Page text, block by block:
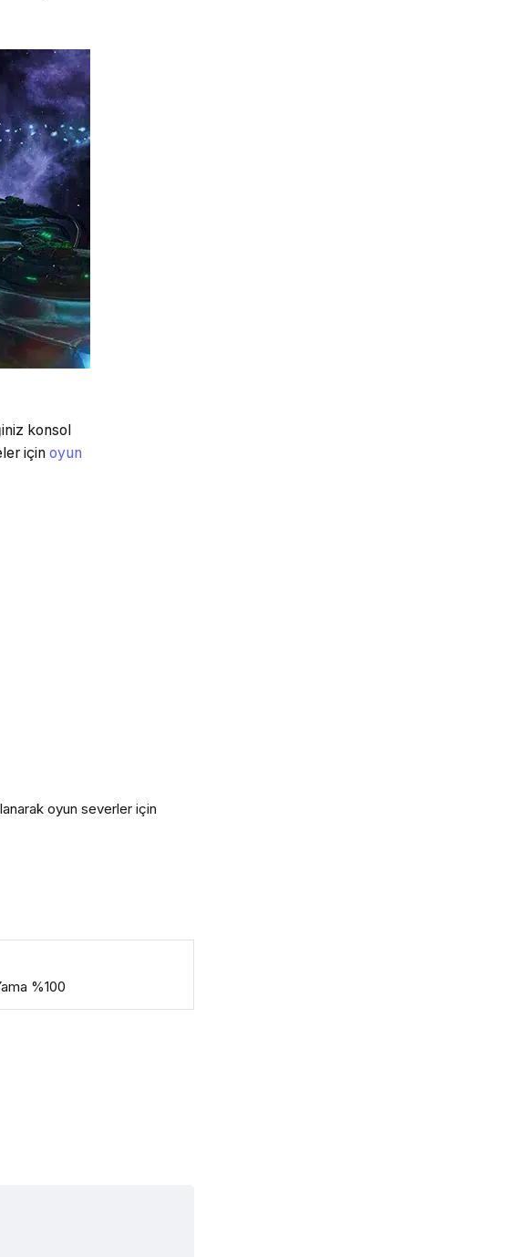
konsol
için oyun
oyun severler için
%100